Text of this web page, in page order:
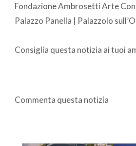
Fondazione Ambrosetti Arte
Palazzo Panella | Palazzolo
Consiglia questa notizia ai tuoi
Commenta questa notizia